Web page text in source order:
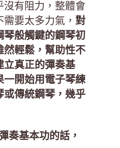
沒有阻力，整體會
要太多力氣， 對
琴般觸鍵的鋼琴初
然輕鬆，幫助性不
立真正的彈奏基
一開始用電子琴練
或傳統鋼琴，幾乎
奏基本功的話，